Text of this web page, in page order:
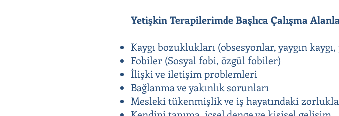
Yetişkin Terapilerimde Başlıca Çalışma
Kaygı bozuklukları (obsesyonlar, yaygın kaygı,
Fobiler (Sosyal fobi, özgül fobiler)
İlişki ve iletişim problemleri
Bağlanma ve yakınlık sorunları
Mesleki tükenmişlik ve iş hayatındaki